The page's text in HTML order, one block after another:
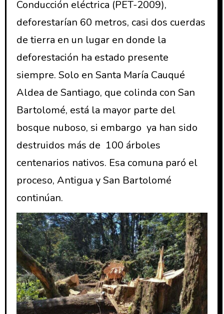
Conducción eléctrica (PET-2009),
deforestarían 60 metros, casi dos cuerdas
de tierra en un lugar en donde la
deforestación ha estado presente
siempre. Solo en Santa María Cauqué
Aldea de Santiago, que colinda con San
Bartolomé, está la mayor parte del
bosque nuboso, si embargo ya han sido
destruidos más de 100 árboles
centenarios nativos. Esa comuna paró el
proceso, Antigua y San Bartolomé
continúan.